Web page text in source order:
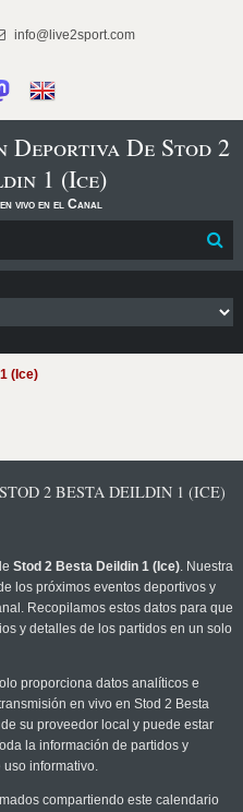
info@live2sport.com
De Stod 2
1 (Ice)
vivo en el Canal
(Ice)
2 BESTA DEILDIN 1 (ICE)
Stod 2 Besta Deildin 1 (Ice). Nuestra
los próximos eventos deportivos y
Recopilamos estos datos para que
y detalles de los partidos en un solo
proporciona datos analíticos e
en vivo en Stod 2 Besta
su proveedor local y puede estar
la información de partidos y
uso informativo.
compartiendo este calendario